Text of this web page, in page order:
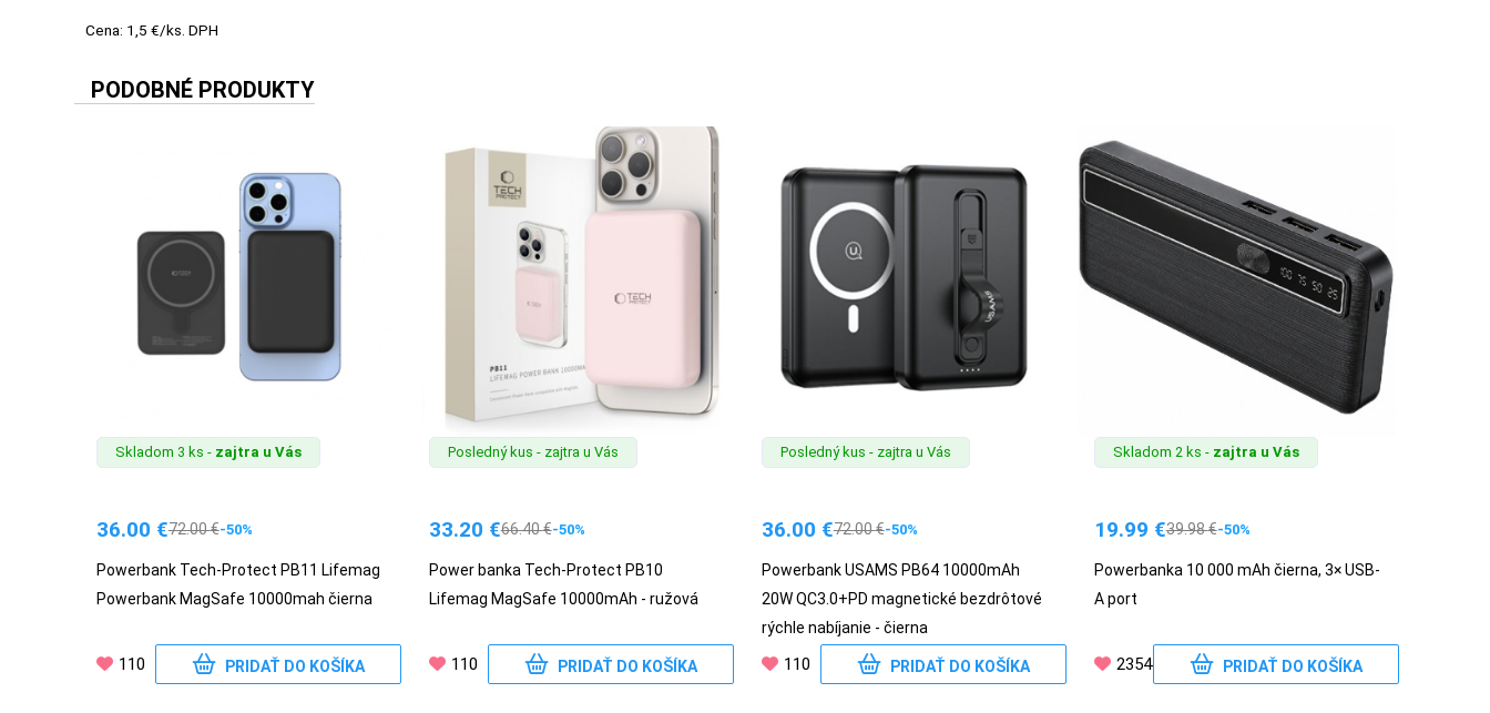
KRÁSA
A
Cena: 1,5 €/ks. DPH
PODOBNÉ PRODUKTY
Skladom 3 ks - zajtra u Vás
36.00 €72.00€-50%
Powerbank Tech-Protect PB11 Lifemag
Powerbank MagSafe 10000mah čierna
110 PRIDAŤ DO KOŠÍKA
Posledný kus - zajtra u Vás
33.20 €66.40€-50%
Power banka Tech-Protect PB10
Lifemag MagSafe 10000mAh - ružová
110 PRIDAŤ DO KOŠÍKA
Posledný kus - zajtra u Vás
36.00 €72.00€-50%
Powerbank USAMS PB64 10000mAh
20W QC3.0+PD magnetické bezdrôtové
rýchle nabíjanie - čierna
110 PRIDAŤ DO KOŠÍKA
Skladom 2 ks - zajtra u Vás
19.99 €39.98€-50%
Powerbanka 10 000 mAh čierna, 3× USB-
A port
2354 PRIDAŤ DO KOŠÍKA